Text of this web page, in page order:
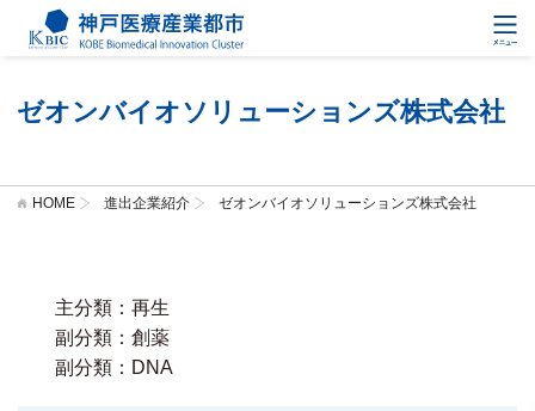
ゼオンバイオソリューションズ株式会社
HOME 進出企業紹介 ゼオンバイオソリューションズ株式会社
主分類：再生
副分類：創薬
副分類：DNA